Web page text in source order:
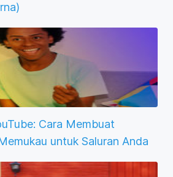
Cara Membuat
untuk Saluran Anda